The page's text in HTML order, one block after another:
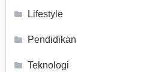
Lifestyle
Pendidikan
Teknologi